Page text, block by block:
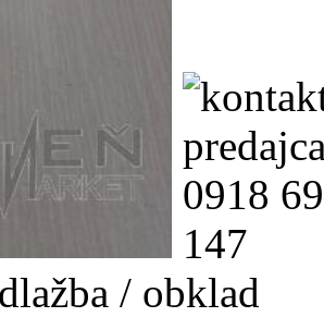
/ obklad